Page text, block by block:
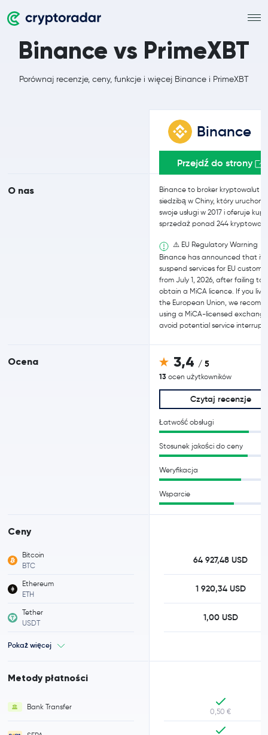
Binance vs PrimeXBT
Porównaj recenzje, ceny, funkcje i więcej Binance i PrimeXBT
O nas
Ocena
Ceny
Bitcoin
BTC
Ethereum
ETH
Tether
USDT
Pokaż więcej
Metody płatności
Bank Transfer
Binance
Przejdź do strony
Binance to broker kryptowalut z
siedzibą w Chiny, który uruchomił
swoje usługi w 2017 i oferuje
sprzedaż ponad 244
⚠️ EU Regulatory Warning
Binance has announced that it
suspend services for EU
from July 1, 2026, after failing to
obtain a MiCA licence. If you live
the European Union, we
using a MiCA-licensed
avoid potential service
3,4 / 5
13 ocen użytkowników
Czytaj recenzje
Łatwość obsługi
Stosunek jakości do ceny
Weryfikacja
Wsparcie
64 927,48 USD
1 920,34 USD
1,00 USD
0,50 €